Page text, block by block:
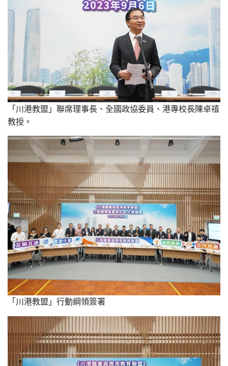
「川港教盟」聯席理事長、全國政協委員、港專校長陳卓禧
教授。
「川港教盟」行動綱領簽署